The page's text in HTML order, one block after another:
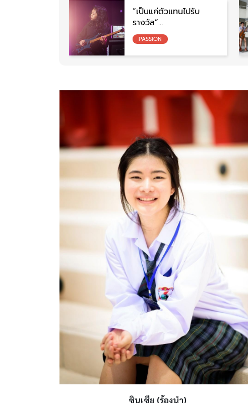
“เป็นแค่ตัวแทนไปรับ
รางวัล”
คุณ New Cluster
เพราะเพื่อน ถึง
Outstanding
PASSION
ซินเซีย (ร้องนำ)